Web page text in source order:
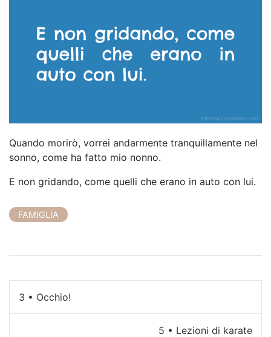
Quando morirò, vorrei andarmente tranquillamente nel
sonno, come ha fatto mio nonno.
E non gridando, come quelli che erano in auto con lui.
FAMIGLIA
N
a
3 • Occhio!
5 • Lezioni di karate